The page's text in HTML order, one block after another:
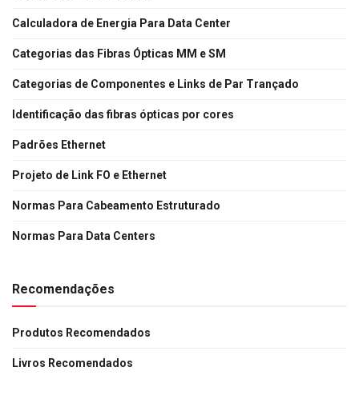
Calculadora de Energia Para Data Center
Categorias das Fibras Ópticas MM e SM
Categorias de Componentes e Links de Par Trançado
Identificação das fibras ópticas por cores
Padrões Ethernet
Projeto de Link FO e Ethernet
Normas Para Cabeamento Estruturado
Normas Para Data Centers
Recomendações
Produtos Recomendados
Livros Recomendados